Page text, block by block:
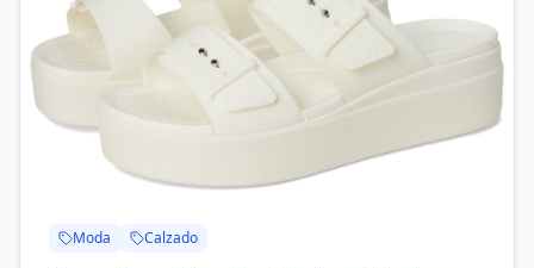
Moda Calzado